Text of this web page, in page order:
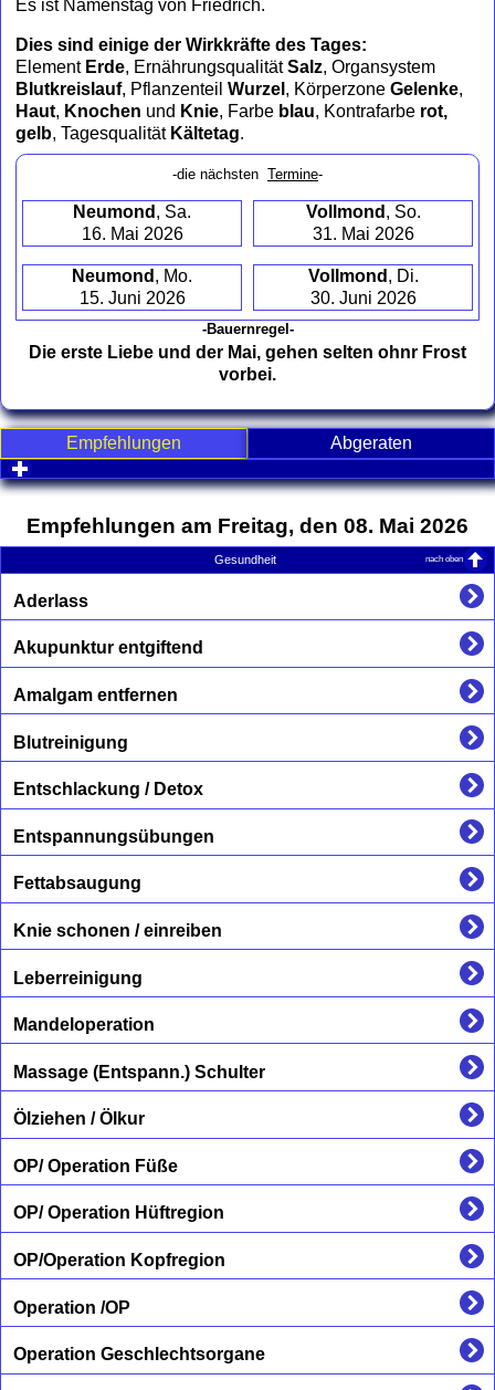
Es ist Namenstag von Friedrich.
Dies sind einige der Wirkkräfte des Tages:
Element Erde, ErnährungsqualitätSalz, Organsystem
Blutkreislauf, Pflanzenteil Wurzel , Körperzone Gelenke,
Haut, Knochen und Knie, Farbe blau, Kontrafarbe rot,
gelb, Tagesqualität Kältetag.
-die nächsten Termine-
Neumond , Sa.
16. Mai 2026
Vollmond , So.
31. Mai 2026
Neumond , Mo.
15. Juni 2026
Vollmond , Di.
30. Juni 2026
-Bauernregel-
Die erste Liebe und der Mai, gehen selten ohnr Frost
vorbei.
Empfehlungen
Abgeraten
click to expand contents
Empfehlungen am Freitag, den 08. Mai 2026
Gesundheit nach oben
Aderlass
Akupunktur entgiftend
Amalgam entfernen
Blutreinigung
Entschlackung / Detox
Entspannungsübungen
Fettabsaugung
Knie schonen / einreiben
Leberreinigung
Mandeloperation
Massage (Entspann.) Schulter
Ölziehen / Ölkur
OP/ Operation Füße
OP/ Operation Hüftregion
OP/Operation Kopfregion
Operation /OP
Operation Geschlechtsorgane